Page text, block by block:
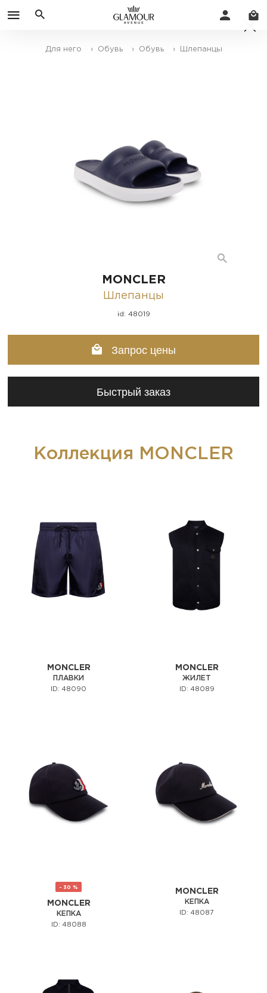
Для него › Обувь › Обувь › Шлепанцы
MONCLER
Шлепанцы
id: 48019
Запрос цены
Быстрый заказ
Коллекция MONCLER
MONCLER
ПЛАВКИ
ID: 48090
MONCLER
ЖИЛЕТ
ID: 48089
- 30 %
MONCLER
КЕПКА
ID: 48088
MONCLER
КЕПКА
ID: 48087